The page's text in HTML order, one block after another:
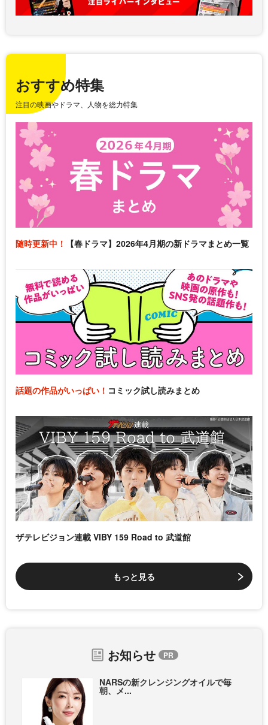
おすすめ特集
注目の映画やドラマ、人物を総力特集
随時更新中！ 【春ドラマ】2026年4月期の新ドラマまとめ一覧
話題の作品がいっぱい！ コミック試し読みまとめ
ザテレビジョン連載 VIBY 159 Road to 武道館
もっと見る
お知らせ
NARSの新クレンジングオイルで毎
朝、メ...